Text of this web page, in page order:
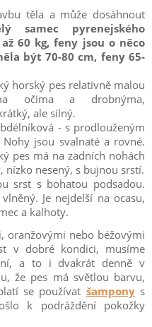
těla a může dosáhnout
samec pyrenejského
60 kg, feny jsou o něco
být 70-80 cm, feny 65-
horský pes relativně malou
očima a drobnýma,
ale silný.
- s prodlouženým
jsou svalnaté a rovné.
pes má na zadních nohách
nízko nesený, s bujnou srstí.
srst s bohatou podsadou.
Je nejdelší na ocasu,
a kalhoty.
oranžovými nebo béžovými
v dobré kondici, musíme
a to i dvakrát denně v
že pes má světlou barvu,
se používat šamponys
k podráždění pokožky